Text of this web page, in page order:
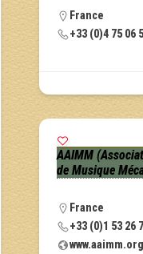
France
+33 (0)4 75 06
AAIMM
de Musique
France
+33 (0)1 53 26
www.aaimm.org